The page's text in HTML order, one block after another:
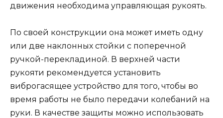
движения необходима управляющая рукоять.
По своей конструкции она может иметь одну
или две наклонных стойки с поперечной
ручкой-перекладиной. В верхней части
рукояти рекомендуется установить
виброгасящее устройство для того, чтобы во
время работы не было передачи колебаний на
руки. В качестве защиты можно использовать